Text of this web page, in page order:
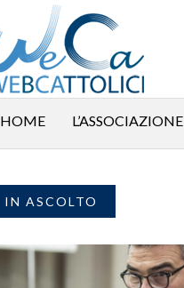
HOME L’ASSOCIAZIONE
IN ASCOLTO